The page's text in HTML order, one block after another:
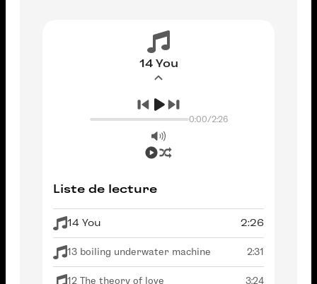
14 You
0:00/2:26
Liste de lecture
14 You 2:26
13 boiling underwater machine 2:31
12 The theory of love 3:24